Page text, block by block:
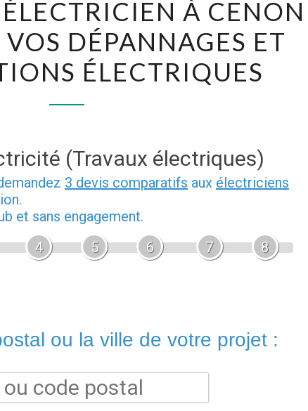
MEILLEUR
ÉLECTRICIEN
À
CENON
DÉPANNAGES
ET
ÉLECTRIQUES
À CENON
DÉPANNAGES ET
ÉLECTRIQUES
(Travaux électriques)
3 devis comparatifs aux électriciens
et sans engagement.
4 5 6 7 8
ou la ville de votre projet :